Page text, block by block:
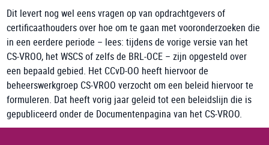
FAQ
Contact
Dit levert nog wel eens vragen op van opdrachtgevers of
certificaathouders over hoe om te gaan met vooronderzoeken die
in een eerdere periode – lees: tijdens de vorige versie van het
CS-VROO, het WSCS of zelfs de BRL-OCE – zijn opgesteld over
een bepaald gebied. Het CCvD-OO heeft hiervoor de
beheerswerkgroep CS-VROO verzocht om een beleid hiervoor te
formuleren. Dat heeft vorig jaar geleid tot een beleidslijn die is
gepubliceerd onder de Documentenpagina van het CS-VROO.